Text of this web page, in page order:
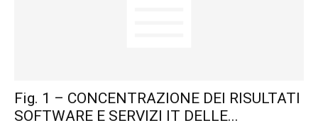
Fig. 1 – CONCENTRAZIONE DEI RISULTATI
SOFTWARE E SERVIZI IT DELLE...